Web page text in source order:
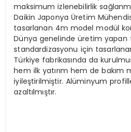
maksimum izlenebilirlik
Daikin Japonya Üretim
tasarlanan 4m model modül
Dünya genelinde üretim yapan
standardizasyonu için
Türkiye fabrikasında da
hem ilk yatırım hem de bakım
iyileştirilmiştir. Alüminyum
azaltılmıştır.